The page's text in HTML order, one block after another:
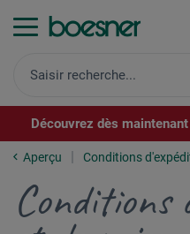
Découvrez dès
Aperçu Conditions
Conditions